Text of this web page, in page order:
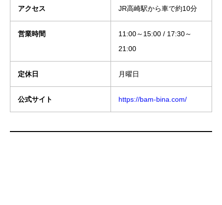
アクセス JR高崎駅から車で約10分
営業時間
11:00～15:00 / 17:30～
21:00
定休日 月曜日
公式サイト https://bam-bina.com/